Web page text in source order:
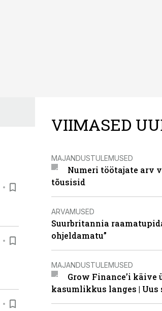
VIIMASED
MAJANDUSTULEMUSED
Numeri töötajate arv
tõusisid
ARVAMUSED
Suurbritannia
ohjeldamatu”
MAJANDUSTULEMUSED
Grow Finance’i käive
kasumlikkus langes | Uus